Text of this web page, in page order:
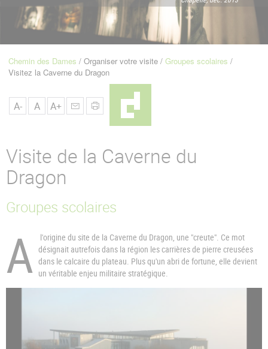
Navigation
Fil
Chemin des Dames Organiser votre visite
Groupes scolaires
Visitez la Caverne du Dragon
A- A A+
Visite de la Caverne du
Dragon
Groupes scolaires
A
l'origine du site de la Caverne du Dragon, une "creute". Ce mot
désignait autrefois dans la région les carrières de pierre creusées
dans le calcaire du plateau. Plus qu'un abri de fortune, elle devient
un véritable enjeu militaire stratégique.